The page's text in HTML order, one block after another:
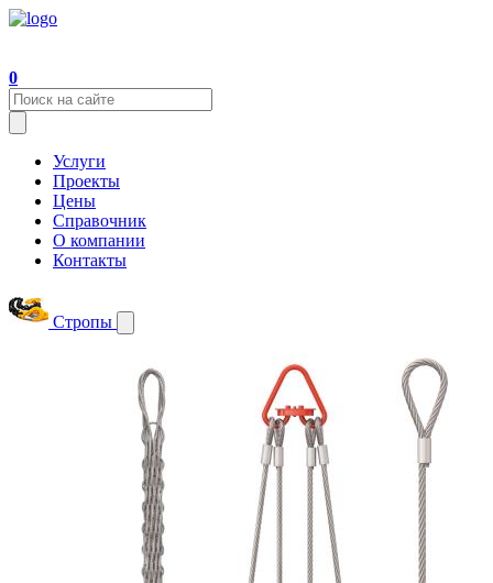
0
Услуги
Проекты
Цены
Справочник
О компании
Контакты
Стропы